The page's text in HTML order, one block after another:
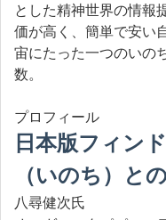
とした精神世界の情報
価が高く、簡単で安い
宙にたった一つのいの
数。
プロフィール
日本版フィン
（いのち）と
八尋健次氏